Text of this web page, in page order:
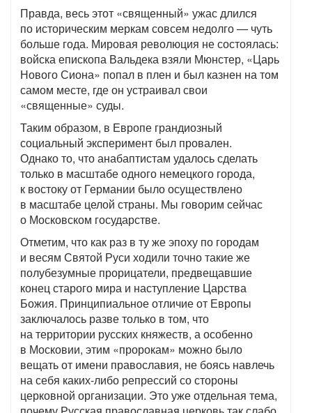
Правда, весь этот «священный» ужас длился
по историческим меркам совсем недолго — чуть
больше года. Мировая революция не состоялась:
войска епископа Вальдека взяли Мюнстер, «Царь
Нового Сиона» попал в плен и был казнен на том
самом месте, где он устраивал свои
«священные» суды.
Таким образом, в Европе грандиозный
социальный эксперимент был провален.
Однако то, что анабаптистам удалось сделать
только в масштабе одного немецкого города,
к востоку от Германии было осуществлено
в масштабе целой страны. Мы говорим сейчас
о Московском государстве.
Отметим, что как раз в ту же эпоху по городам
и весям Святой Руси ходили точно такие же
полубезумные прорицатели, предвещавшие
конец старого мира и наступление Царства
Божия. Принципиальное отличие от Европы
заключалось разве только в том, что
на территории русских княжеств, а особенно
в Московии, этим «пророкам» можно было
вещать от имени православия, не боясь навлечь
на себя каких-либо репрессий со стороны
церковной организации. Это уже отдельная тема,